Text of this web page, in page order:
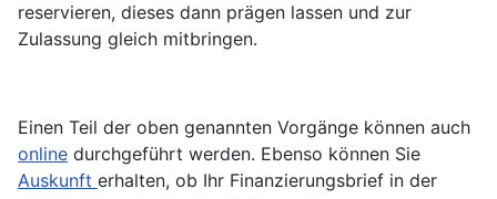
reservieren, dieses dann prägen lassen und zur
Zulassung gleich mitbringen.
Einen Teil der oben genannten Vorgänge können auch
online durchgeführt werden. Ebenso können Sie
Auskunft erhalten, ob Ihr Finanzierungsbrief in der